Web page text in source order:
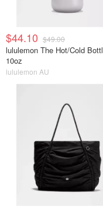
$44.10 $49.00
lululemon The Hot/Cold
10oz
lululemon AU